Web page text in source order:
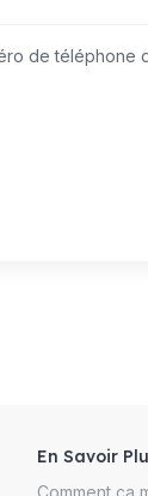
de téléphone
En Savoir
Comment ça